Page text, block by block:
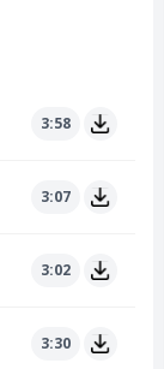
3:58
3:07
3:02
3:30